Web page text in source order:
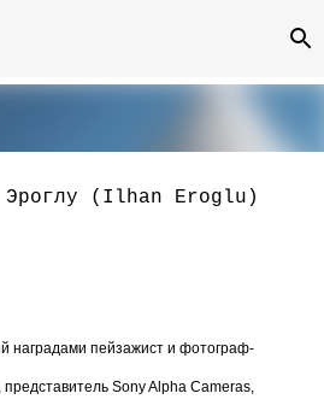
канадского
Николса (Calvin
Эроглу (Ilhan Eroglu)
наградами пейзажист и фотограф-
SonyAlpha Cameras,